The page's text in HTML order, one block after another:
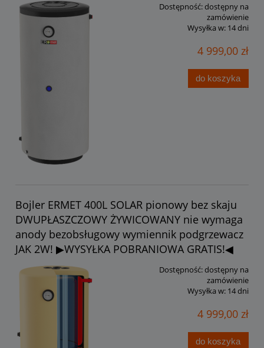
Dostępność:dostępny na
zamówienie
Wysyłka w: 14 dni
4 999,00 zł
do koszyka
Bojler ERMET 400L SOLAR pionowy bez skaju
DWUPŁASZCZOWY ŻYWICOWANY nie wymaga
anody bezobsługowy wymiennik podgrzewacz
JAK 2W! ▶WYSYŁKA POBRANIOWA GRATIS!◀
Dostępność:dostępny na
zamówienie
Wysyłka w: 14 dni
4 999,00 zł
do koszyka